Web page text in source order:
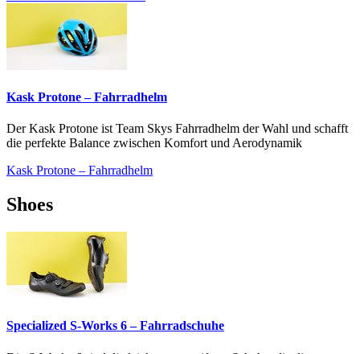
Kask Protone – Fahrradhelm
Der Kask Protone ist Team Skys Fahrradhelm der Wahl und schafft
die perfekte Balance zwischen Komfort und Aerodynamik
Kask Protone – Fahrradhelm
Shoes
Specialized S-Works 6 – Fahrradschuhe